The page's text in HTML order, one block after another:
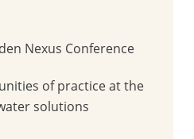
Nexus Conference
of practice at the
solutions